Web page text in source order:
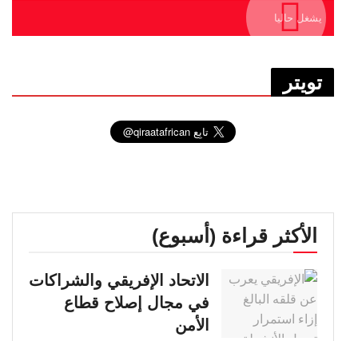
يشغل حاليا
تويتر
الأكثر قراءة (أسبوع)
الاتحاد الإفريقي والشراكات
في مجال إصلاح قطاع
الأمن